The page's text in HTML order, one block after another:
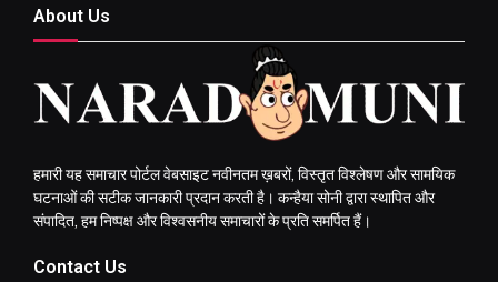
About Us
हमारी यह समाचार पोर्टल वेबसाइट नवीनतम ख़बरों, विस्तृत विश्लेषण और सामयिक
घटनाओं की सटीक जानकारी प्रदान करती है। कन्हैया सोनी द्वारा स्थापित और
संपादित, हम निष्पक्ष और विश्वसनीय समाचारों के प्रति समर्पित हैं।
Contact Us